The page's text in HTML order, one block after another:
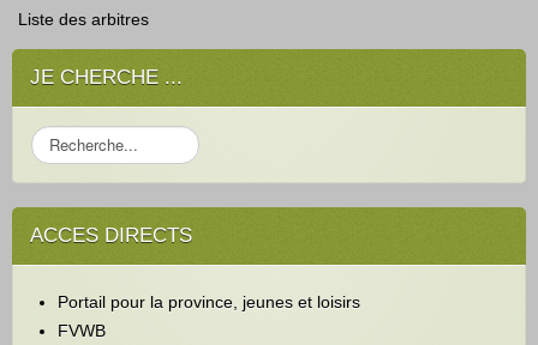
Liste des arbitres
JE CHERCHE ...
R
e
c
h
e
ACCES DIRECTS
Portail pour la province, jeunes et loisirs
FVWB